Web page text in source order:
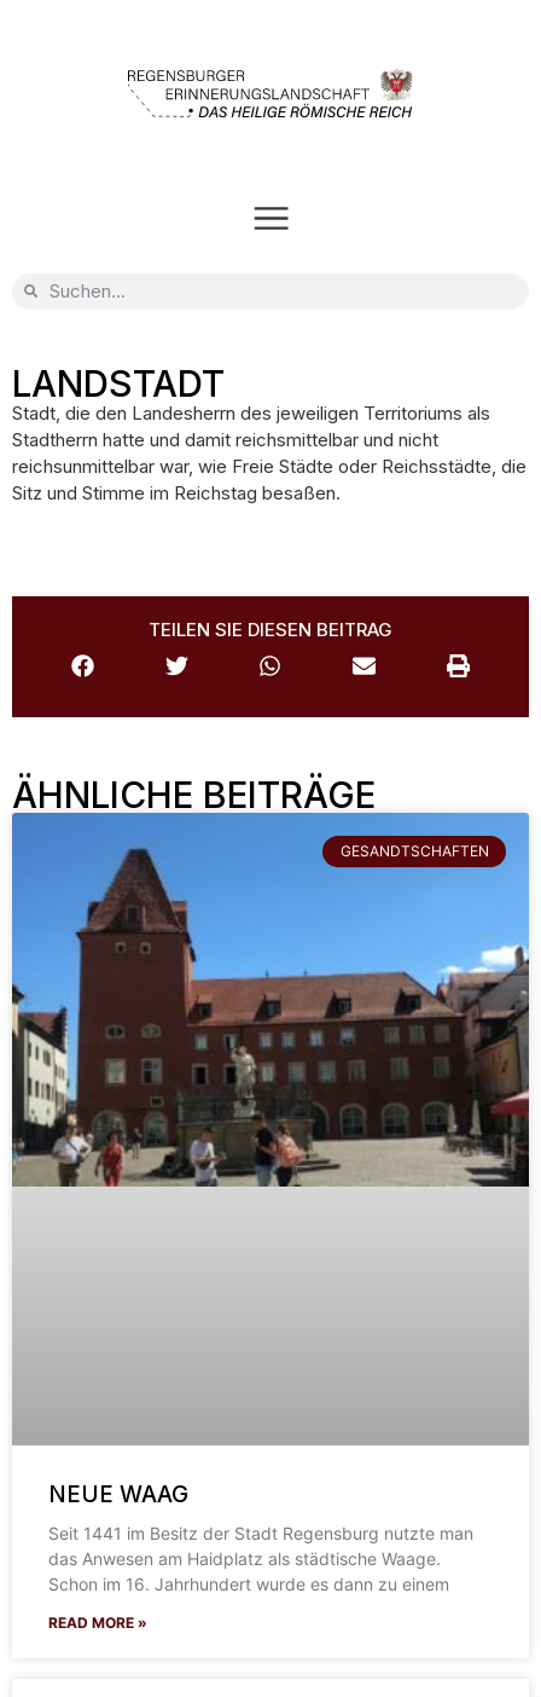
LANDSTADT
Stadt, die den Landesherrn des jeweiligen Territoriums als
Stadtherrn hatte und damit reichsmittelbar und nicht
reichsunmittelbar war, wie Freie Städte oder Reichsstädte, die
Sitz und Stimme im Reichstag besaßen.
TEILEN SIE DIESEN BEITRAG
ÄHNLICHE BEITRÄGE
GESANDTSCHAFTEN
NEUE WAAG
Seit 1441 im Besitz der Stadt Regensburg nutzte man
das Anwesen am Haidplatz als städtische Waage.
Schon im 16. Jahrhundert wurde es dann zu einem
READ MORE »